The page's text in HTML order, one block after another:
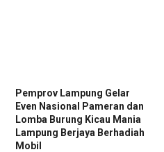
Pemprov Lampung Gelar
Even Nasional Pameran dan
Lomba Burung Kicau Mania
Lampung Berjaya Berhadiah
Mobil